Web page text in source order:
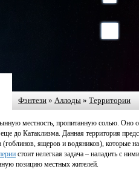
Фэнтези » Аллоды » Территории
местность, пропитанную солью. Оно
до Катаклизма. Данная территория
(гоблинов, ящеров и водяников), которые
стоит нелегкая задача – наладить с
позицию местных жителей.